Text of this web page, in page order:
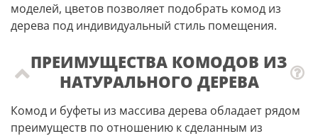
моделей, цветов позволяет подобрать комод из
дерева под индивидуальный стиль помещения.
ПРЕИМУЩЕСТВА КОМОДОВ ИЗ
НАТУРАЛЬНОГО ДЕРЕВА
Комод и буфеты из массива дерева обладает рядом
преимуществ по отношению к сделанным из